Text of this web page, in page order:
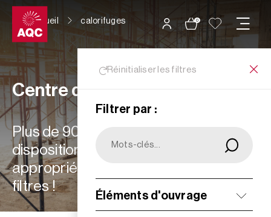
Panneau de gestion des cookies
0
Accueil calorifuges
Réinitialiser les filtres
Filtrer par :
Éléments d'ouvrage
Centre de ressources
Plus de 900 ressources à votre
disposition : choisissez les plus
appropriées à vos besoins grâce aux
filtres !